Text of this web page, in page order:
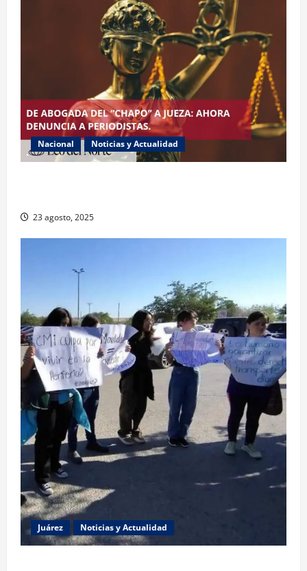
Nacional Noticias y Actualidad
23 agosto, 2025
Juárez Noticias y Actualidad